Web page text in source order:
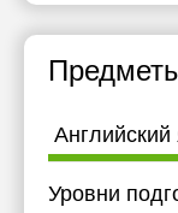
Английский
Уровни